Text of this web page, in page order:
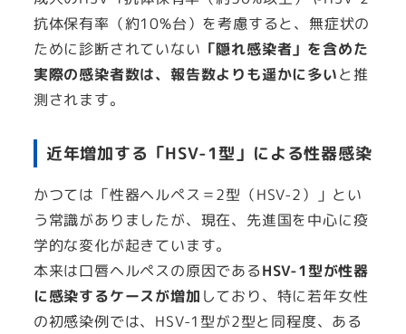
抗体保有率（約10%台）を考慮すると、無症状の
ために診断されていない 「隠れ感染者」を含めた
実際の感染者数は、報告数よりも遥かに多いと推
測されます。
近年増加する「HSV-1型」による性器感染
かつては「性器ヘルペス＝2型（HSV-2）」とい
う常識がありましたが、現在、先進国を中心に疫
学的な変化が起きています。
本来は口唇ヘルペスの原因であるHSV-1型が性器
に感染するケースが増加 しており、特に若年女性
の初感染例では、HSV-1型が2型と同程度、ある